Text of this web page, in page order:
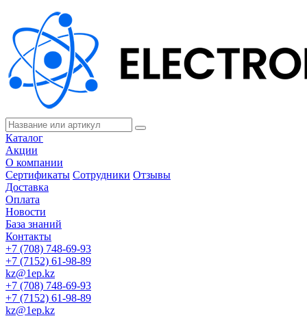
Каталог
Акции
О компании
Сертификаты Сотрудники Отзывы
Доставка
Оплата
Новости
База знаний
Контакты
+7 (708) 748-69-93
+7 (7152) 61-98-89
kz@1ep.kz
+7 (708) 748-69-93
+7 (7152) 61-98-89
kz@1ep.kz